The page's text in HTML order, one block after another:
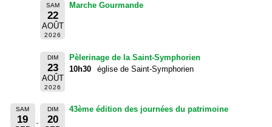
SAM
22
AOÛT
2026
Marche Gourmande
DIM
23
AOÛT
2026
Pèlerinage de la Saint-Symphorien
10h30
église de Saint-Symphorien
SAM
19
DIM
20
43ème édition des journées du patrimoine